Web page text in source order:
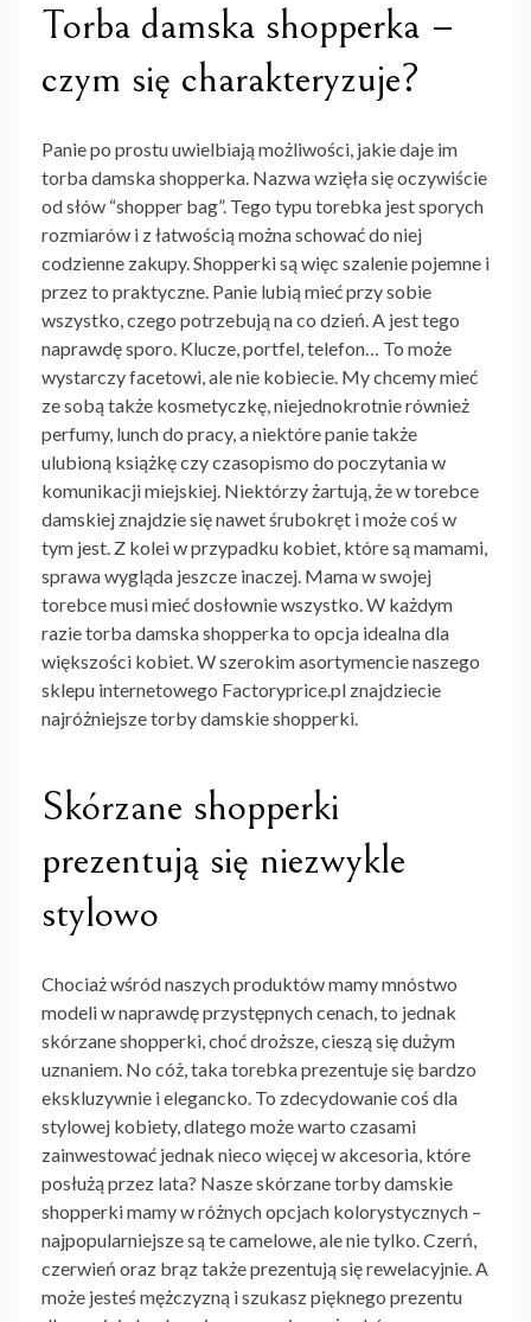
Torba damska shopperka –
czym się charakteryzuje?
Panie po prostu uwielbiają możliwości, jakie daje im
torba damska shopperka. Nazwa wzięła się oczywiście
od słów “shopper bag”. Tego typu torebka jest sporych
rozmiarów i z łatwością można schować do niej
codzienne zakupy. Shopperki są więc szalenie pojemne i
przez to praktyczne. Panie lubią mieć przy sobie
wszystko, czego potrzebują na co dzień. A jest tego
naprawdę sporo. Klucze, portfel, telefon… To może
wystarczy facetowi, ale nie kobiecie. My chcemy mieć
ze sobą także kosmetyczkę, niejednokrotnie również
perfumy, lunch do pracy, a niektóre panie także
ulubioną książkę czy czasopismo do poczytania w
komunikacji miejskiej. Niektórzy żartują, że w torebce
damskiej znajdzie się nawet śrubokręt i może coś w
tym jest. Z kolei w przypadku kobiet, które są mamami,
sprawa wygląda jeszcze inaczej. Mama w swojej
torebce musi mieć dosłownie wszystko. W każdym
razie torba damska shopperka to opcja idealna dla
większości kobiet. W szerokim asortymencie naszego
sklepu internetowego Factoryprice.pl znajdziecie
najróżniejszetorby damskie shopperki.
Skórzane shopperki
prezentują się niezwykle
stylowo
Chociaż wśród naszych produktów mamy mnóstwo
modeli w naprawdę przystępnych cenach, to jednak
skórzane shopperki, choć droższe, cieszą się dużym
uznaniem. No cóż, taka torebka prezentuje się bardzo
ekskluzywnie i elegancko. To zdecydowanie coś dla
stylowej kobiety, dlatego może warto czasami
zainwestować jednak nieco więcej w akcesoria, które
posłużą przez lata? Nasze skórzanetorby damskie
shopperkimamy w różnych opcjach kolorystycznych –
najpopularniejsze są te camelowe, ale nie tylko. Czerń,
czerwień oraz brąz także prezentują się rewelacyjnie. A
może jesteś mężczyzną i szukasz pięknego prezentu